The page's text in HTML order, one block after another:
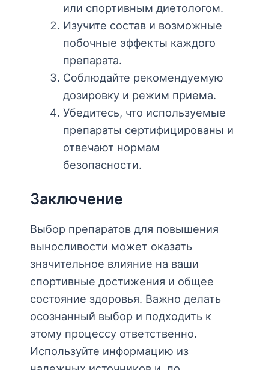
или спортивным диетологом.
Изучите состав и возможные
побочные эффекты каждого
препарата.
Соблюдайте рекомендуемую
дозировку и режим приема.
Убедитесь, что используемые
препараты сертифицированы и
отвечают нормам
безопасности.
Заключение
Выбор препаратов для повышения
выносливости может оказать
значительное влияние на ваши
спортивные достижения и общее
состояние здоровья. Важно делать
осознанный выбор и подходить к
этому процессу ответственно.
Используйте информацию из